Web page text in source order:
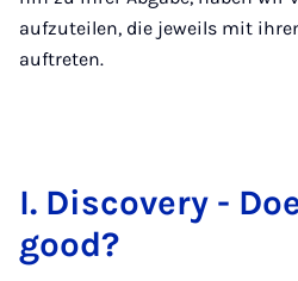
aufzuteilen, die jeweils mit
auftreten.
I. Dis­cov­ery -
good?